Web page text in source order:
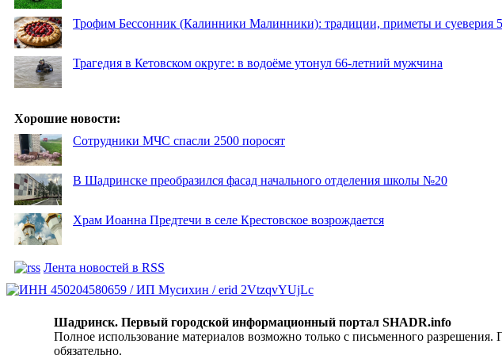
Трофим Бессонник (Калинники Малинники): традиции, приметы и суеверия 5
Трагедия в Кетовском округе: в водоёме утонул 66-летний мужчина
Хорошие новости:
Сотрудники МЧС спасли 2500 поросят
В Шадринске преобразился фасад начального отделения школы №20
Храм Иоанна Предтечи в селе Крестовское возрождается
Лента новостей в RSS
Шадринск. Первый городской информационный портал SHADR.info
Полное использование материалов возможно только с письменного
обязательно.